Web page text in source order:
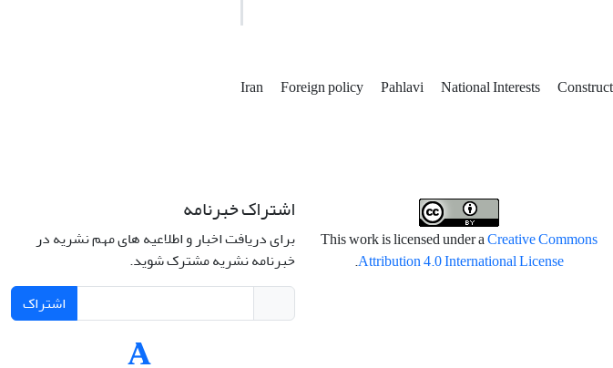
Iran Foreign policy Pahlavi National Interests
This work is licensed under aCreative Commons
Attribution 4.0 International License
.
اشتراک خبرنامه
برای دریافت اخبار و اطلاعیه های مهم نشریه در
خبرنامه نشریه مشترک شوید.
اشتراک